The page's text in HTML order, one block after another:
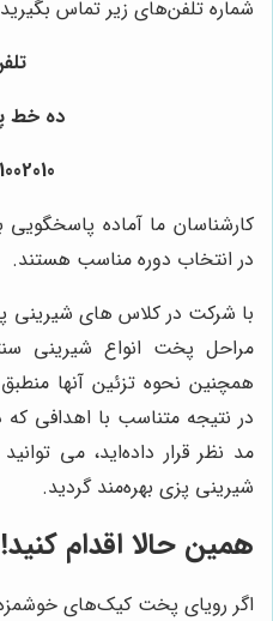
شماره تلفن‌های زیر تماس
ده خط
کارشناسان ما آماده
در انتخاب دوره مناسب هستند.
با شرکت در کلاس های شیرینی
مراحل پخت انواع شیرینی
همچنین نحوه تزئین آنها
در نتیجه متناسب با اهدافی
مد نظر قرار داده‌اید، می
شیرینی پزی بهره‌مند گردید.
همین حالا اقدام کنید!
اگر رویای پخت کیک‌های